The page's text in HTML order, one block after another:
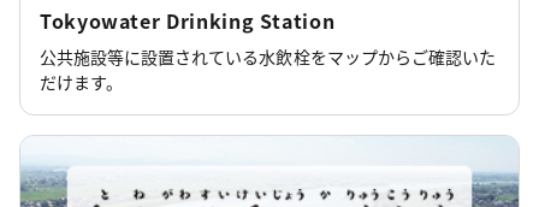
Tokyowater Drinking Station
公共施設等に設置されている水飲栓をマップからご確認いた
だけます。